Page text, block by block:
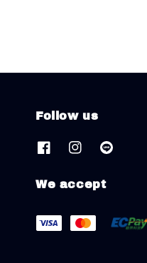
Follow us
We accept